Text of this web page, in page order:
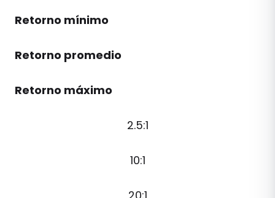
Retorno mínimo
Retorno promedio
Retorno máximo
2.5:1
10:1